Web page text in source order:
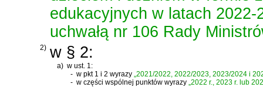
edukacyjnych w latach 2022-
uchwałą nr 106 Rady
2) w § 2:
a) w ust. 1:
- w pkt 1 i 2 wyrazy „2021/2022, 2022/2023, 2023/2024 i
- w części wspólnej punktów wyrazy „2022 r., 2023 r. lub